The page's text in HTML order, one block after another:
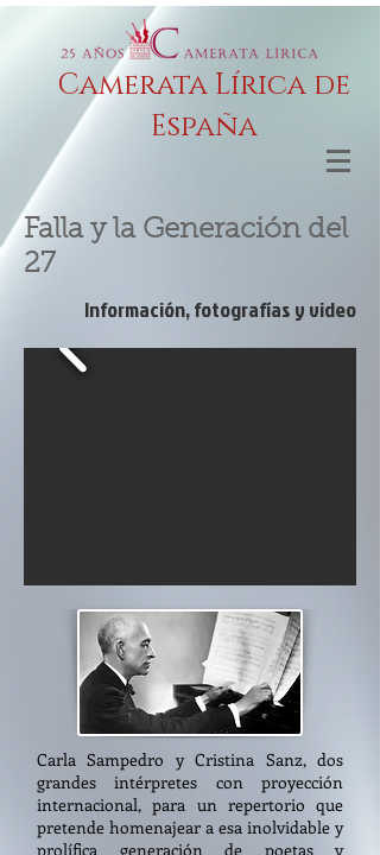
Camerata Lírica de
España
Falla y la Generación del
27
Información, fotografías y video
Carla Sampedro y Cristina Sanz, dos
grandes intérpretes con proyección
internacional, para un repertorio que
pretende homenajear a esa inolvidable y
prolífica generación de poetas y